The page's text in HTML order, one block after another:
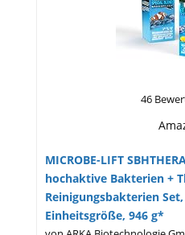
46
MICROBE-LIFT
hochaktive Bakterien +
Reinigungsbakterien
Einheitsgröße, 946 g*